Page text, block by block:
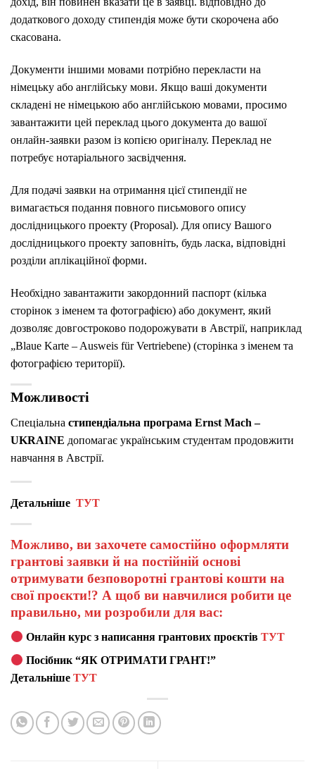
додаткового доходу стипендія може бути скорочена або
скасована.
Документи іншими мовами потрібно перекласти на
німецьку або англійську мови. Якщо ваші документи
складені не німецькою або англійською мовами, просимо
завантажити цей переклад цього документа до вашої
онлайн-заявки разом із копією оригіналу. Переклад не
потребує нотаріального засвідчення.
Для подачі заявки на отримання цієї стипендії не
вимагається подання повного письмового опису
дослідницького проекту (Proposal). Для опису Вашого
дослідницького проекту заповніть, будь ласка, відповідні
розділи аплікаційної форми.
Необхідно завантажити закордонний паспорт (кілька
сторінок з іменем та фотографією) або документ, який
дозволяє довгостроково подорожувати в Австрії, наприклад
„Blaue Karte – Ausweis für Vertriebene) (сторінка з іменем та
фотографією території).
Можливості
Спеціальна стипендіальна програма Ernst Mach –
UKRAINE допомагає українським студентам продовжити
навчання в Австрії.
Детальніше ТУТ
Можливо, ви захочете самостійно оформляти
грантові заявки й на постійній основі
отримувати безповоротні грантові кошти на
свої проєкти!? А щоб ви навчилися робити це
правильно, ми розробили для вас:
Онлайн курс з написання грантових проєктівТУТ
Посібник “ЯК ОТРИМАТИ ГРАНТ!”
Детальніше ТУТ